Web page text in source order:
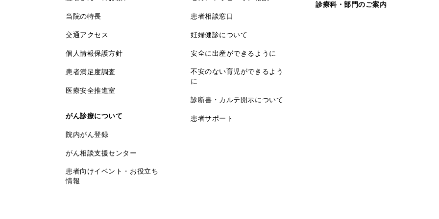
当院の特長
交通アクセス
個人情報保護方針
患者満足度調査
医療安全推進室
がん診療について
院内がん登録
がん相談支援センター
患者向けイベント・お役立ち
情報
患者相談窓口
妊婦健診について
安全に出産ができるように
不安のない育児ができるよう
に
診断書・カルテ開示について
患者サポート
診療科・部門のご案内